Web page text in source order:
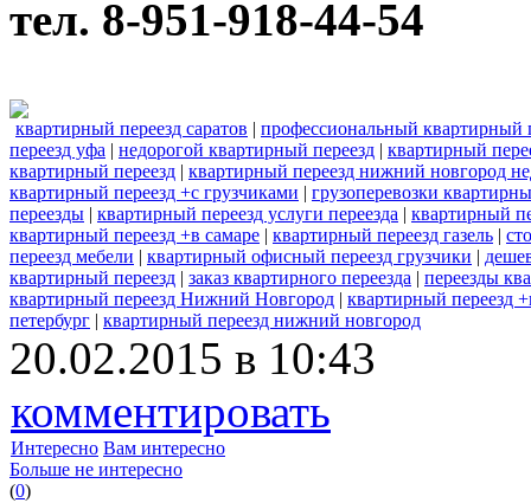
тел. 8-951-918-44-54
квартирный переезд саратов | профессиональный квартирный
переезд уфа | недорогой квартирный переезд | квартирный
квартирный переезд | квартирный переезд нижний новгород
квартирный переезд +с грузчиками | грузоперевозки
переезды | квартирный переезд услуги переезда | квартирный
квартирный переезд +в самаре | квартирный переезд газель |
переезд мебели | квартирный офисный переезд грузчики |
квартирный переезд | заказ квартирного переезда | переезды
квартирный переезд Нижний Новгород | квартирный переезд
петербург | квартирный переезд нижний новгород
20.02.2015 в 10:43
комментировать
Интересно Вам интересно
Больше не интересно
(0)